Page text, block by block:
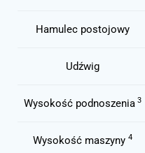
Hamulec postojowy
Udźwig
Wysokość podnoszenia 3
Wysokość maszyny 4